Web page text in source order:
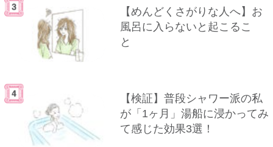
【めんどくさがりな人へ】お
風呂に入らないと起こるこ
と
【検証】普段シャワー派の私
が「1ヶ月」湯船に浸かってみ
て感じた効果3選！